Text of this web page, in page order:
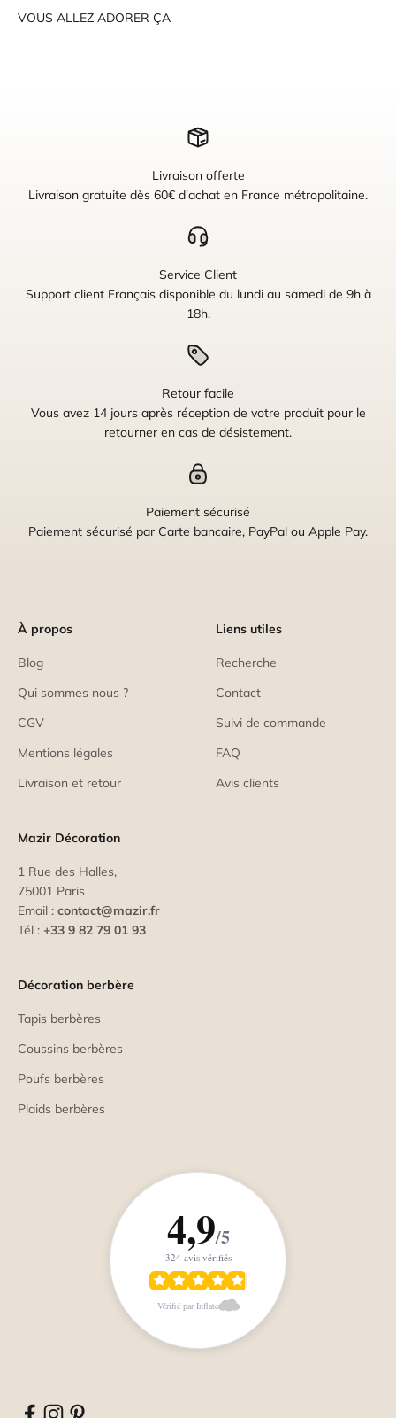
VOUS ALLEZ ADORER ÇA
Livraison offerte
Livraison gratuite dès 60€ d'achat en France métropolitaine.
Service Client
Support client Français disponible du lundi au samedi de 9h à
18h.
Retour facile
Vous avez 14 jours après réception de votre produit pour le
retourner en cas de désistement.
Paiement sécurisé
Paiement sécurisé par Carte bancaire, PayPal ou Apple Pay.
À propos
Blog
Qui sommes nous ?
CGV
Mentions légales
Livraison et retour
Liens utiles
Recherche
Contact
Suivi de commande
FAQ
Avis clients
Mazir Décoration
1 Rue des Halles,
75001 Paris
Email : contact@mazir.fr
Tél : +33 9 82 79 01 93
Décoration berbère
Tapis berbères
Coussins berbères
Poufs berbères
Plaids berbères
4,9/5
324 avis vérifiés
Vérifié par Inflate